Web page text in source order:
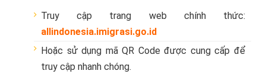
Truy cập trang web chính thức:
allindonesia.imigrasi.go.id
Hoặc sử dụng mã QR Code được cung cấp để
truy cập nhanh chóng.